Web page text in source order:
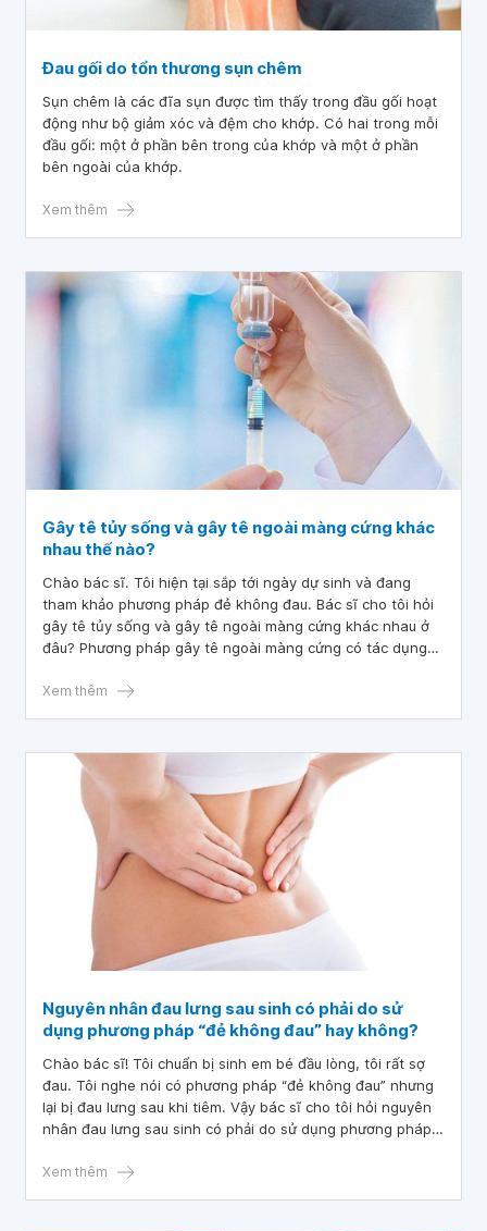
Đau gối do tổn thương sụn chêm
Sụn chêm là các đĩa sụn được tìm thấy trong đầu gối hoạt
động như bộ giảm xóc và đệm cho khớp. Có hai trong mỗi
đầu gối: một ở phần bên trong của khớp và một ở phần
bên ngoài của khớp.
Xem thêm
Gây tê tủy sống và gây tê ngoài màng cứng khác
nhau thế nào?
Chào bác sĩ. Tôi hiện tại sắp tới ngày dự sinh và đang
tham khảo phương pháp đẻ không đau. Bác sĩ cho tôi hỏi
gây tê tủy sống và gây tê ngoài màng cứng khác nhau ở
đâu? Phương pháp gây tê ngoài màng cứng có tác dụng
cảm ơn.
Xem thêm
Nguyên nhân đau lưng sau sinh có phải do sử
dụng phương pháp “đẻ không đau” hay không?
Chào bác sĩ! Tôi chuẩn bị sinh em bé đầu lòng, tôi rất sợ
đau. Tôi nghe nói có phương pháp “đẻ không đau” nhưng
lại bị đau lưng sau khi tiêm. Vậy bác sĩ cho tôi hỏi nguyên
nhân đau lưng sau sinh có phải do sử dụng phương pháp
giải đáp!
Xem thêm